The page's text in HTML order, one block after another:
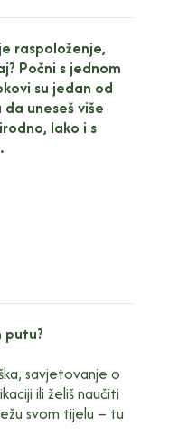
raspoloženje,
Počni s jednom
su jedan od
uneseš više
lako i s
putu?
savjetovanje o
ili želiš naučiti
svom tijelu – tu